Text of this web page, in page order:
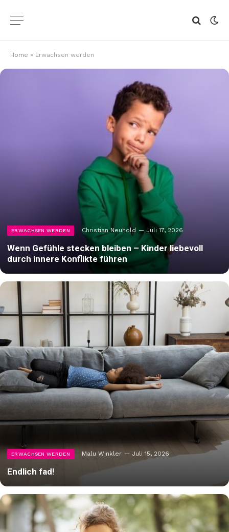
Home » Erwachsen werden
ERWACHSEN WERDEN Christian Neuhold Juli 17, 2026
Wenn Gefühle stecken bleiben – Kinder liebevoll
durch innere Konflikte führen
ERWACHSEN WERDEN Malu Winkler Juli 15, 2026
Endlich fad!